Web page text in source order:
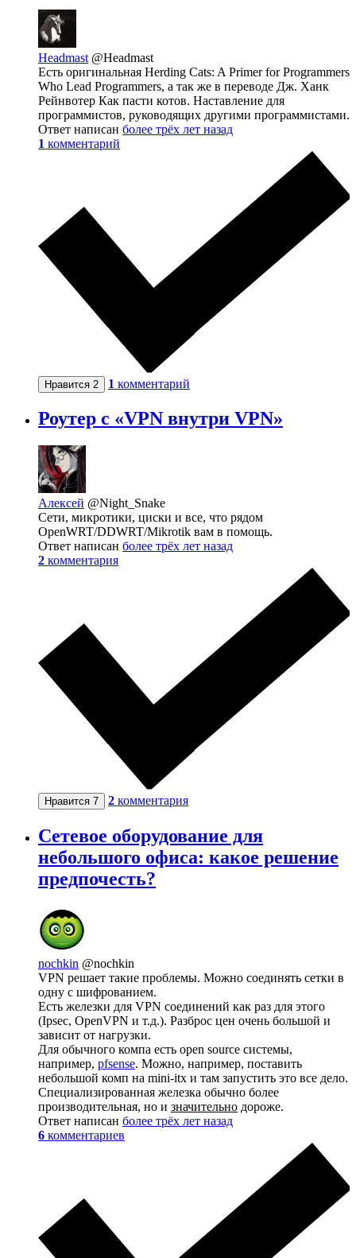
Headmast @Headmast
Есть оригинальная Herding Cats: A Primer for Programmers
Who Lead Programmers, а так же в переводе Дж. Ханк
Рейнвотер Как пасти котов. Наставление для
программистов, руководящих другими программистами.
Ответ написан более трёх лет назад
1 комментарий
Нравится 2 1 комментарий
Роутер с «VPN внутри VPN»
Алексей @Night_Snake
Сети, микротики, циски и все, что рядом
OpenWRT/DDWRT/Mikrotik вам в помощь.
Ответ написан более трёх лет назад
2 комментария
Нравится 7 2 комментария
Сетевое оборудование для
небольшого офиса: какое решение
предпочесть?
nochkin @nochkin
VPN решает такие проблемы. Можно соединять сетки в
одну с шифрованием.
Есть железки для VPN соединений как раз для этого
(Ipsec, OpenVPN и т.д.). Разброс цен очень большой и
зависит от нагрузки.
Для обычного компа есть open source системы,
например, pfsense. Можно, например, поставить
небольшой комп на mini-itx и там запустить это все дело.
Специализированная железка обычно более
производительная, но и значительно дороже.
Ответ написан более трёх лет назад
6 комментариев